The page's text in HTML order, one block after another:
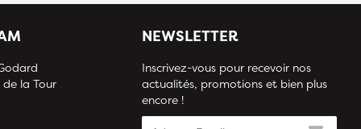
de la Tour
NEWSLETTER
Inscrivez-vous pour recevoir nos
actualités, promotions et bien plus
encore !